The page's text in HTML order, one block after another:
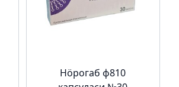
Нöрогаб ф810